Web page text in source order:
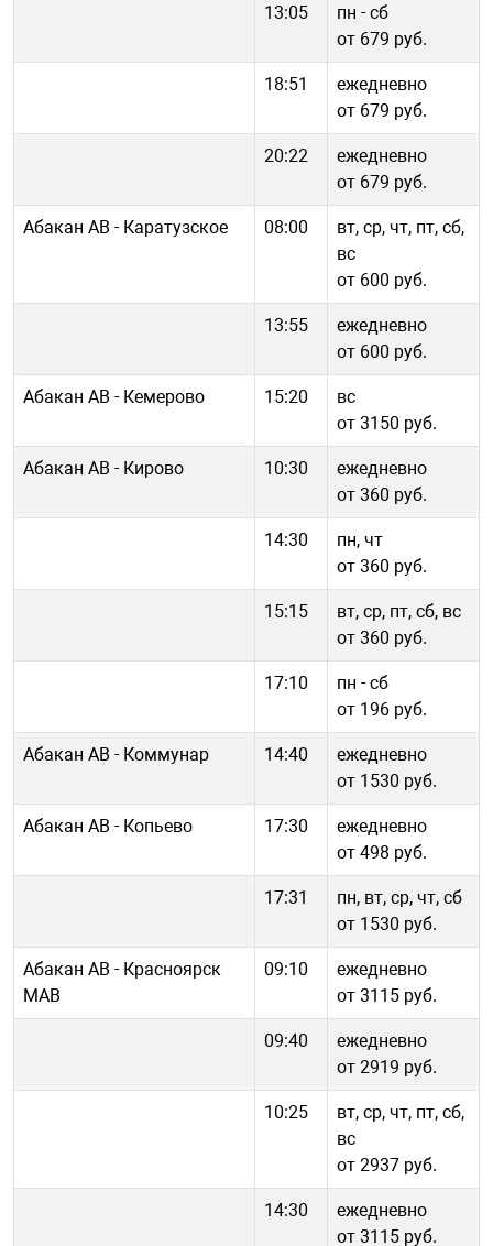
13:05
пн - cб
от 679 руб.
18:51
ежедневно
от 679 руб.
20:22
ежедневно
от 679 руб.
Абакан АВ - Каратузское 08:00
вт, ср, чт, пт, сб,
вс
от 600 руб.
13:55
ежедневно
от 600 руб.
Абакан АВ - Кемерово 15:20
вс
от 3150 руб.
Абакан АВ - Кирово 10:30
ежедневно
от 360 руб.
14:30
пн, чт
от 360 руб.
15:15
вт, ср, пт, сб, вс
от 360 руб.
17:10
пн - cб
от 196 руб.
Абакан АВ - Коммунар 14:40
ежедневно
от 1530 руб.
Абакан АВ - Копьево 17:30
ежедневно
от 498 руб.
17:31
пн, вт, ср, чт, сб
от 1530 руб.
Абакан АВ - Красноярск
МАВ
09:10
ежедневно
от 3115 руб.
09:40
ежедневно
от 2919 руб.
10:25
вт, ср, чт, пт, сб,
вс
от 2937 руб.
14:30
ежедневно
от 3115 руб.